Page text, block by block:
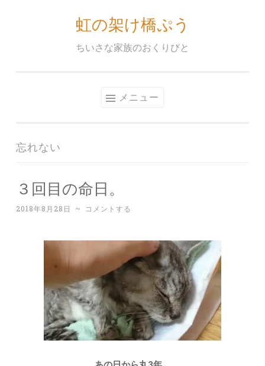
ッ
虹の架け橋ぷう
ちいさな家族のおくりびと
メニュー
忘れない
３回目の命日。
2018年8月28日 ~ コメントする